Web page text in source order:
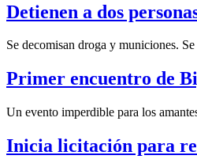
Detienen a dos
Se decomisan droga y municiones. Se
Primer encuentro de
Un evento imperdible para los
Inicia licitación para